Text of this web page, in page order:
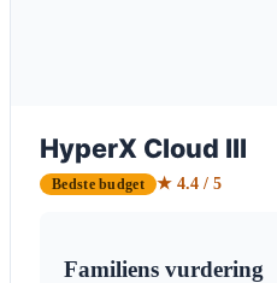
HyperX Cloud III
Bedste budget ★ 4.4 / 5
Familiens vurdering